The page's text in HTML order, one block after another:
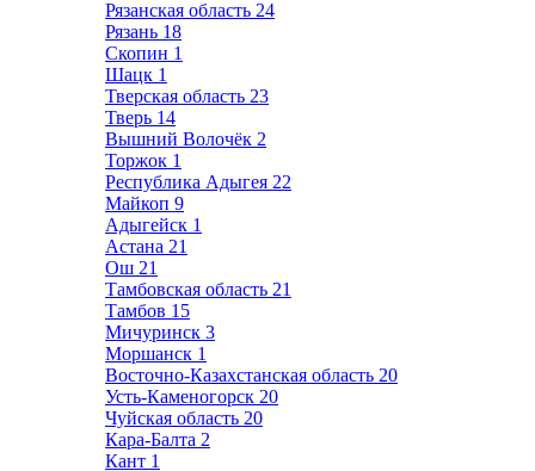
Рязанская область 24
Рязань 18
Скопин 1
Шацк 1
Тверская область 23
Тверь 14
Вышний Волочёк 2
Торжок 1
Республика Адыгея 22
Майкоп 9
Адыгейск 1
Астана 21
Ош 21
Тамбовская область 21
Тамбов 15
Мичуринск 3
Моршанск 1
Восточно-Казахстанская область 20
Усть-Каменогорск 20
Чуйская область 20
Кара-Балта 2
Кант 1